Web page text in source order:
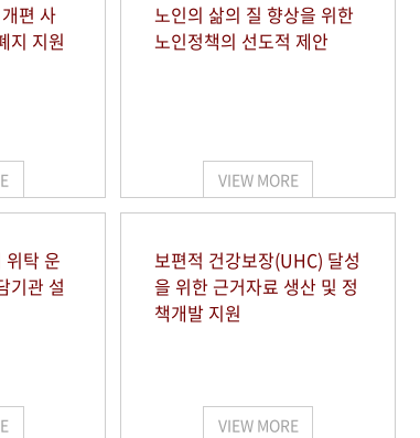
편 사
지 지원
노인의 삶의 질 향상을 위한
노인정책의 선도적 제안
VIEW MORE
위탁 운
기관 설
보편적 건강보장(UHC) 달성
을 위한 근거자료 생산 및 정
책개발 지원
VIEW MORE